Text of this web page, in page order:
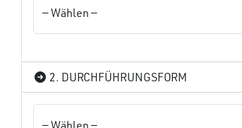
2. DURCHFÜHRUNGSFORM